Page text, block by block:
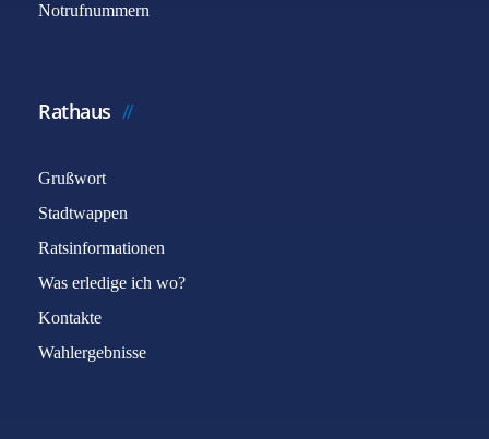
Notrufnummern
Rathaus
Grußwort
Stadtwappen
Ratsinformationen
Was erledige ich wo?
Kontakte
Wahlergebnisse